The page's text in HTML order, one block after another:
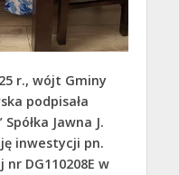
r., wójt Gminy
podpisała
Jawna J.
inwestycji pn.
DG110208E w